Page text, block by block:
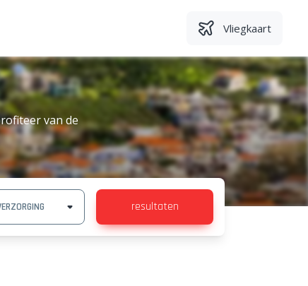
Vliegkaart
van de
resultaten